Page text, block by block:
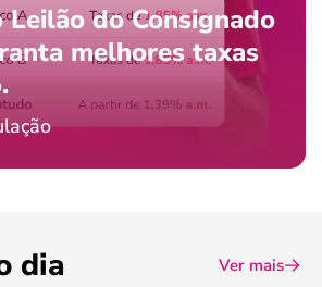
Leilão do Consignado
melhores taxas
dia Ver mais